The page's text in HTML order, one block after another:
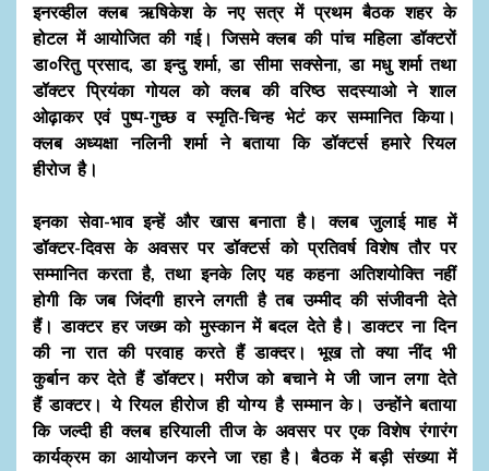
इनरव्हील क्लब ऋषिकेश के नए सत्र में प्रथम बैठक शहर के
होटल में आयोजित की गई। जिसमे क्लब की पांच महिला डॉक्टरों
डा०रितु प्रसाद, डा इन्दु शर्मा, डा सीमा सक्सेना, डा मधु शर्मा तथा
डॉक्टर प्रियंका गोयल को क्लब की वरिष्ठ सदस्याओ ने शाल
ओढ़ाकर एवं पुष्प-गुच्छ व स्मृति-चिन्ह भेटं कर सम्मानित किया।
क्लब अध्यक्षा नलिनी शर्मा ने बताया कि डॉक्टर्स हमारे रियल
हीरोज है।
इनका सेवा-भाव इन्हें और खास बनाता है। क्लब जुलाई माह में
डॉक्टर-दिवस के अवसर पर डॉक्टर्स को प्रतिवर्ष विशेष तौर पर
सम्मानित करता है, तथा इनके लिए यह कहना अतिशयोक्ति नहीं
होगी कि जब जिंदगी हारने लगती है तब उम्मीद की संजीवनी देते
हैं। डाक्टर हर जख्म को मुस्कान में बदल देते है। डाक्टर ना दिन
की ना रात की परवाह करते हैं डाक्दर। भूख तो क्या नींद भी
कुर्बान कर देते हैं डॉक्टर। मरीज को बचाने मे जी जान लगा देते
हैं डाक्टर। ये रियल हीरोज ही योग्य है सम्मान के। उन्होंने बताया
कि जल्दी ही क्लब हरियाली तीज के अवसर पर एक विशेष रंगारंग
कार्यक्रम का आयोजन करने जा रहा है। बैठक में बड़ी संख्या में